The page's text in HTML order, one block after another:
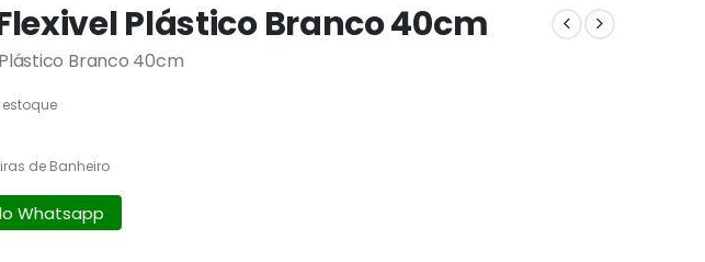
Plástico Branco 40cm
Branco 40cm
estoque
de Banheiro
Whatsapp